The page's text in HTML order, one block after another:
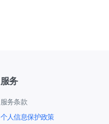
服务
服务条款
个人信息保护政策